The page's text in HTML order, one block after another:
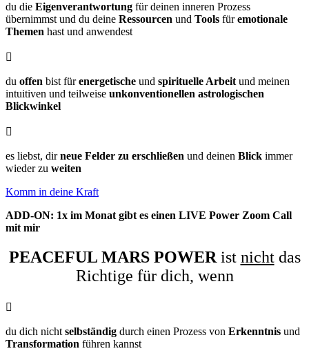
du die Eigenverantwortung für deinen inneren Prozess
übernimmst und du deine Ressourcen und Tools füremotionale
Themen hast und anwendest

du offen bist fürenergetische und spirituelle Arbeitund meinen
intuitiven und teilweise unkonventionellen astrologischen
Blickwinkel

es liebst, dirneue Felder zu erschließen und deinen Blick immer
wieder zu weiten
Komm in deine Kraft
ADD-ON: 1x im Monat gibt es einen LIVE Power Zoom Call
mit mir
PEACEFUL MARS POWERist nichtdas
Richtige für dich, wenn

du dich nicht selbständig durch einen Prozess von Erkenntnis und
Transformation führen kannst